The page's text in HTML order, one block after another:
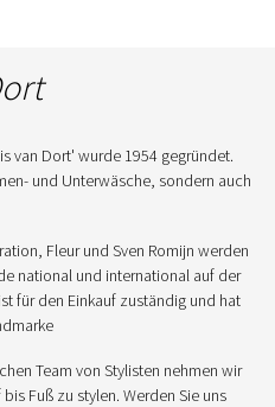
van Dort' wurde 1954 gegründet.
und Unterwäsche, sondern auch
Fleur und Sven Romijn werden
national und international auf der
für den Einkauf zuständig und hat
Team von Stylisten nehmen wir
Fuß zu stylen. Werden Sie uns